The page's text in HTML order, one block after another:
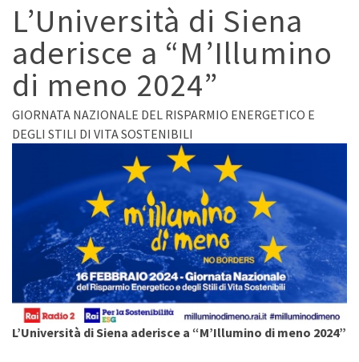
L’Università di Siena
aderisce a “M’Illumino
di meno 2024”
GIORNATA NAZIONALE DEL RISPARMIO ENERGETICO E
DEGLI STILI DI VITA SOSTENIBILI
L’Università di Siena aderisce a “M’Illumino di meno 2024”